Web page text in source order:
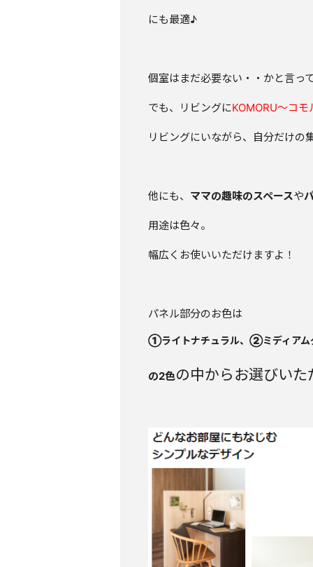
にも最適♪
個室はまだ必要ない・・かと言っ
でも、リビングにKOMORU～コモ
リビングにいながら、自分だけ
他にも、 ママの趣味のスペースや
用途は色々。
幅広くお使いいただけますよ！
パネル部分のお色は
①ライトナチュラル、②ミディアム
の2色の中からお選びいた